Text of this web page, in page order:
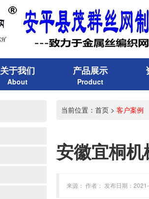
关于我们
About
产品展示
Product
当前位置： 首页 > 客户案例
安徽宜桐
来源： 作者： 发布日期：